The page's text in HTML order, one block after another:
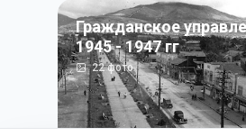
Гражданское
1945 - 1947 гг
22фото